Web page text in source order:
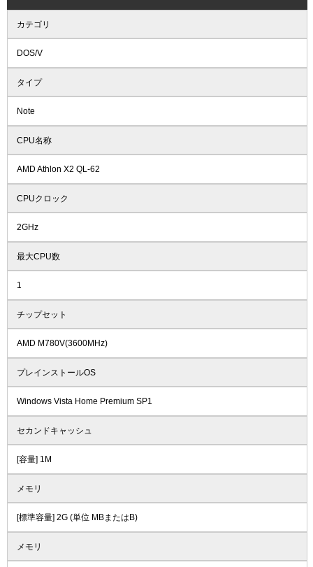
カテゴリ
DOS/V
タイプ
Note
CPU名称
AMD Athlon X2 QL-62
CPUクロック
2GHz
最大CPU数
1
チップセット
AMD M780V(3600MHz)
プレインストールOS
Windows Vista Home Premium SP1
セカンドキャッシュ
[容量] 1M
メモリ
[標準容量] 2G (単位 MBまたはB)
メモリ